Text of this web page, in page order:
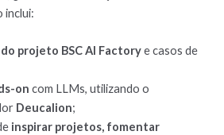
inclui:
projeto BSC AI Factorye casos de
on com LLMs, utilizando o
Deucalion;
inspirar projetos, fomentar